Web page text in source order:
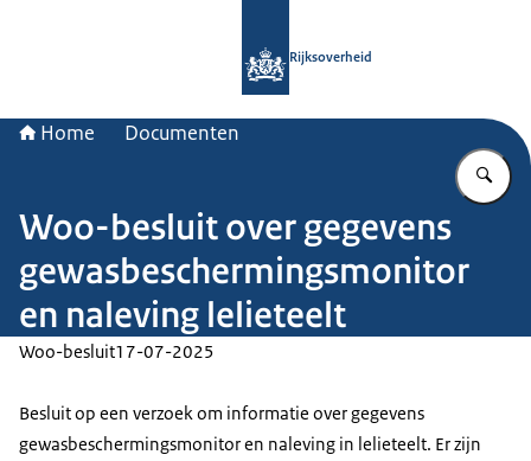
Rijksoverheid
Home Documenten
Woo-besluit over gegevens
gewasbeschermingsmonitor
en naleving lelieteelt
Woo-besluit17-07-2025
Besluit op een verzoek om informatie over gegevens
gewasbeschermingsmonitor en naleving in lelieteelt. Er zijn